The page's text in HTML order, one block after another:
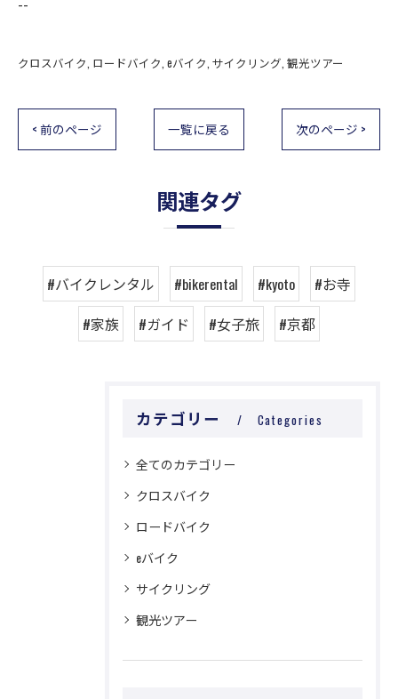
クロスバイク ロードバイク eバイク サイクリング 観光ツアー
< 前のページ 一覧に戻る 次のページ >
関連タグ
#バイクレンタル #bikerental #kyoto
#お寺
#家族
#ガイド #女子旅 #京都
カテゴリー Categories
全てのカテゴリー
クロスバイク
ロードバイク
eバイク
サイクリング
観光ツアー